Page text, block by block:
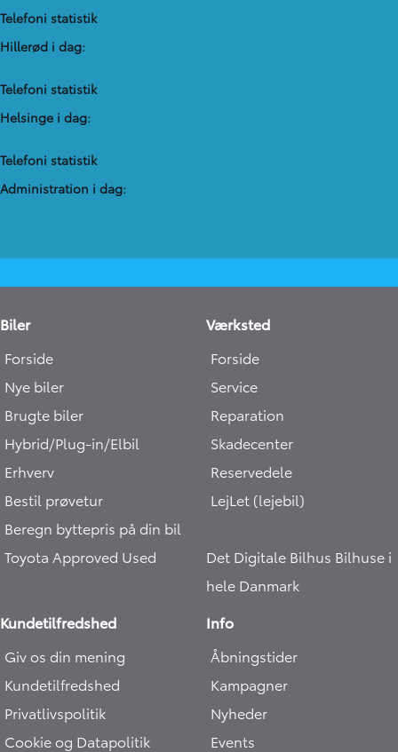
Telefoni statistik
Hillerød i dag:
Telefoni statistik
Helsinge i dag:
Telefoni statistik
Administration​ i dag:
Biler
Forside
Nye biler
Brugte biler
Hybrid/Plug-in/Elbil
Erhverv
Bestil prøvetur
Beregn byttepris på din bil
Toyota Approved Used
Værksted
Forside
Service
Reparation
Skadecenter
Reservedele
LejLet (lejebil)
Det Digitale Bilhus Bilhuse i
hele Danmark
Kundetilfredshed
Giv os din mening
Kundetilfredshed
Privatlivspolitik
Cookie og Datapolitik
Info
Åbningstider
Kampagner
Nyheder
Events